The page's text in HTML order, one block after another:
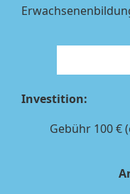
Investition:
Gebühr 100 €